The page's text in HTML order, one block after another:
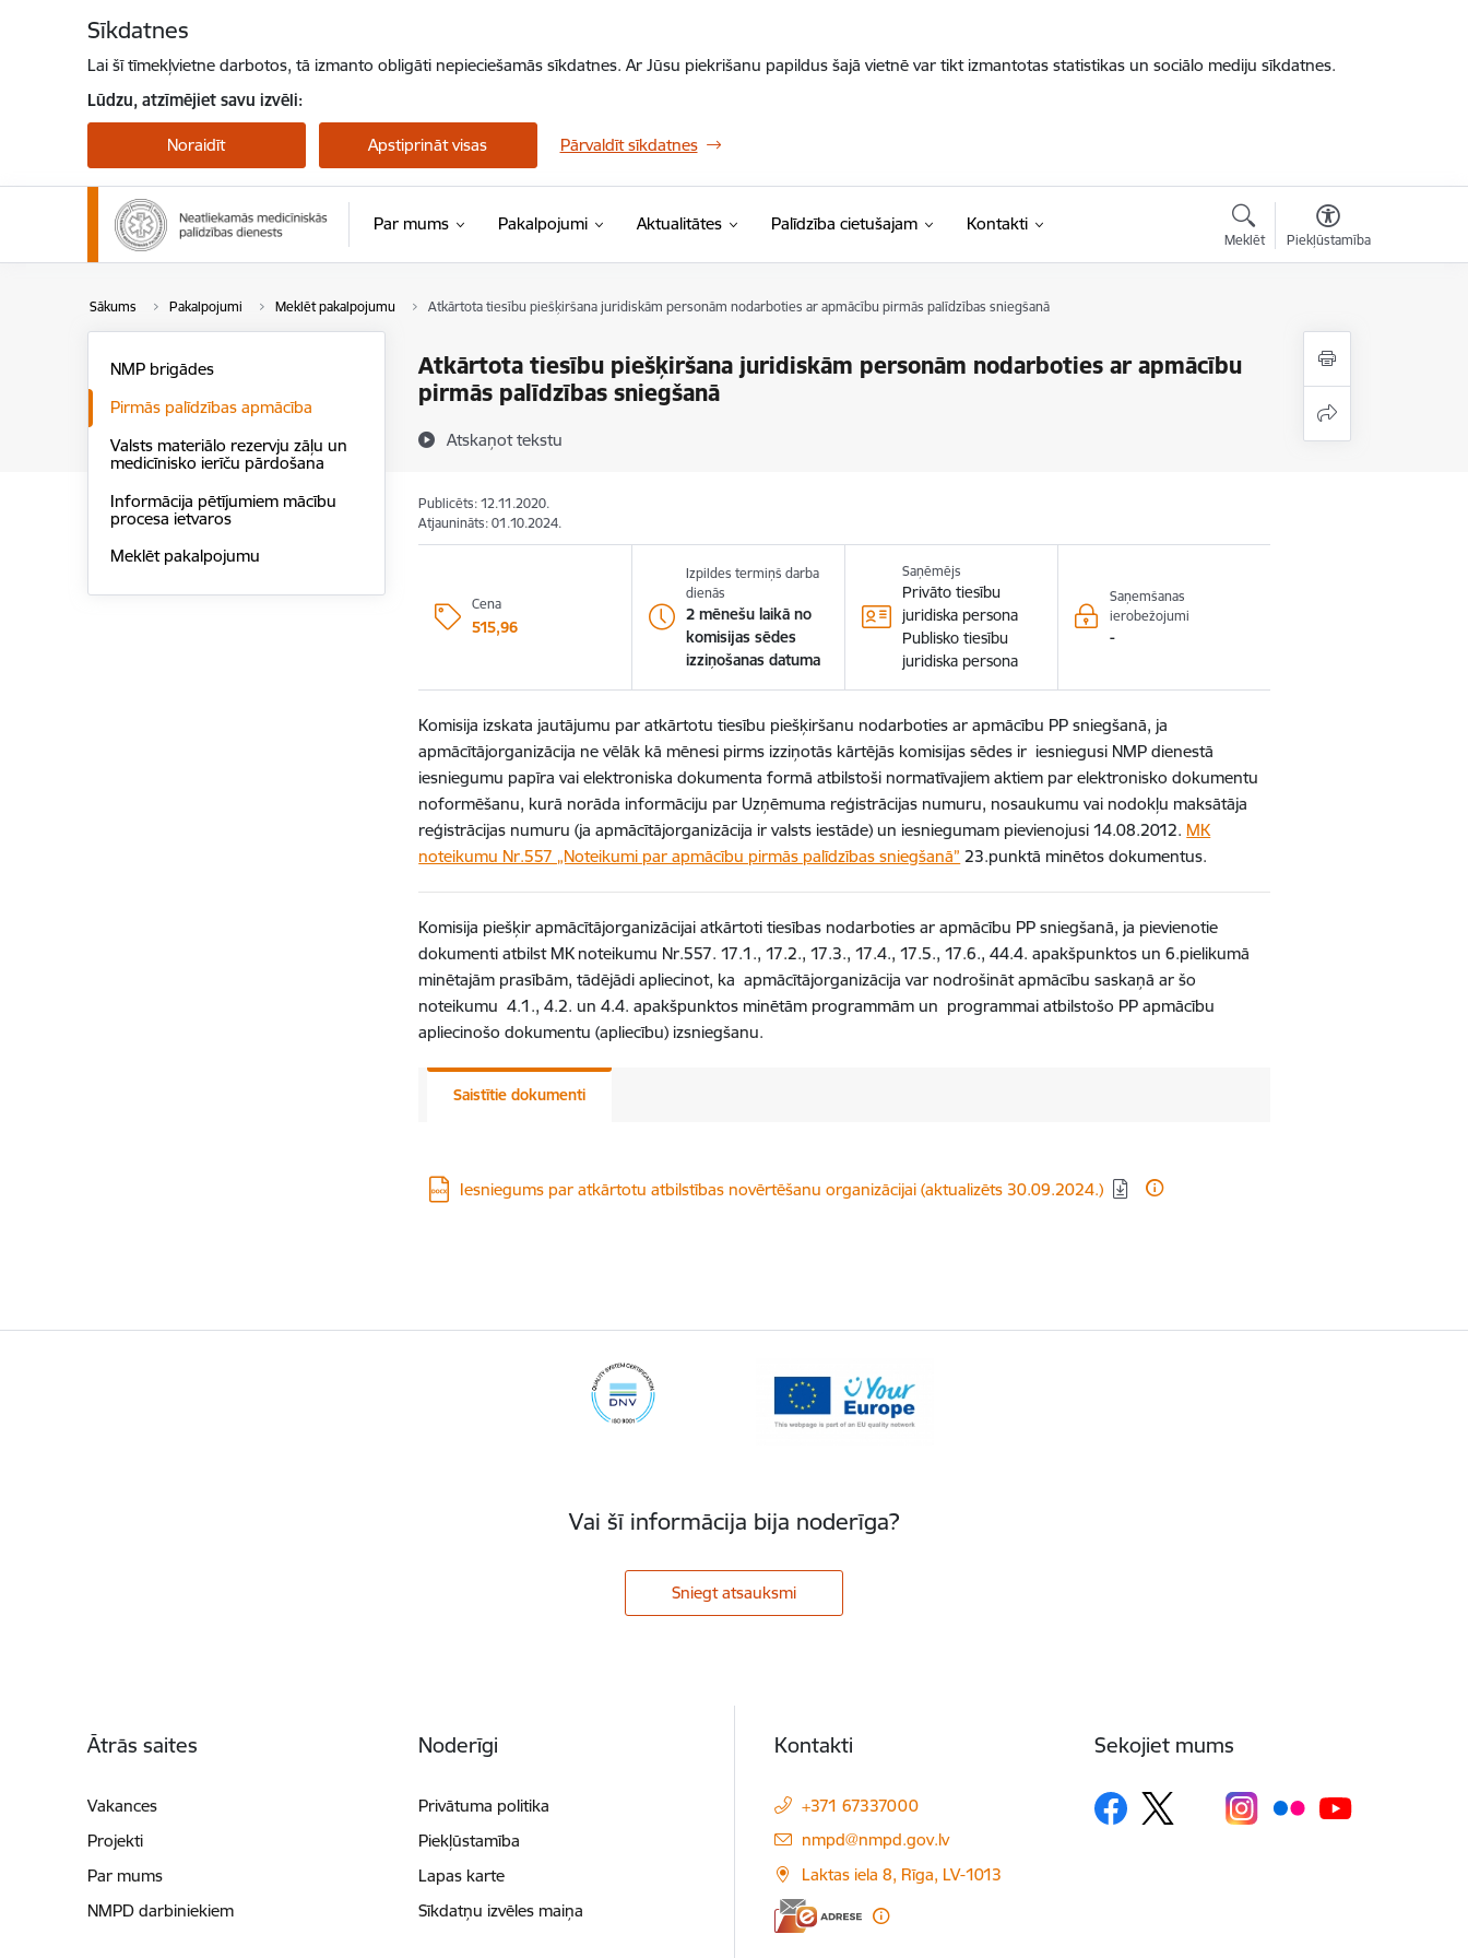
Sīkdatnes
Lai šī tīmekļvietne darbotos, tā izmanto obligāti nepieciešamās sīkdatnes. Ar Jūsu piekrišanu papildus šajā vietnē var tikt izmantotas statistikas un sociālo mediju sīkdatnes.
Lūdzu, atzīmējiet savu izvēli:
Noraidīt Apstiprināt visas Pārvaldīt sīkdatnes
Par mums Pakalpojumi Aktualitātes Palīdzība cietušajam Kontakti
Meklēt Piekļūstamība
Sākums Pakalpojumi Meklēt pakalpojumu Atkārtota tiesību piešķiršana juridiskām personām nodarboties ar apmācību pirmās palīdzības sniegšanā
Atkārtota tiesību piešķiršana juridiskām personām nodarboties ar apmācību
pirmās palīdzības sniegšanā
Atskaņot tekstu
NMP brigādes
Pirmās palīdzības apmācība
Valsts materiālo rezervju zāļu un
medicīnisko ierīču pārdošana
Informācija pētījumiem mācību
procesa ietvaros
Meklēt pakalpojumu
Publicēts: 12.11.2020.
Atjaunināts: 01.10.2024.
Cena
515,96
Izpildes termiņš darba
dienās
2 mēnešu laikā no
komisijas sēdes
izziņošanas datuma
Saņēmējs
Privāto tiesību
juridiska persona
Publisko tiesību
juridiska persona
Saņemšanas
ierobežojumi
-
Komisija izskata jautājumu par atkārtotu tiesību piešķiršanu nodarboties ar apmācību PP sniegšanā, ja
apmācītājorganizācija ne vēlāk kā mēnesi pirms izziņotās kārtējās komisijas sēdes ir iesniegusi NMP dienestā
iesniegumu papīra vai elektroniska dokumenta formā atbilstoši normatīvajiem aktiem par elektronisko dokumentu
noformēšanu, kurā norāda informāciju par Uzņēmuma reģistrācijas numuru, nosaukumu vai nodokļu maksātāja
reģistrācijas numuru (ja apmācītājorganizācija ir valsts iestāde) un iesniegumam pievienojusi 14.08.2012. MK
noteikumu Nr.557 „Noteikumi par apmācību pirmās palīdzības sniegšanā” 23.punktā minētos dokumentus.
Komisija piešķir apmācītājorganizācijai atkārtoti tiesības nodarboties ar apmācību PP sniegšanā, ja pievienotie
dokumenti atbilst MK noteikumu Nr.557. 17.1., 17.2., 17.3., 17.4., 17.5., 17.6., 44.4. apakšpunktos un 6.pielikumā
minētajām prasībām, tādējādi apliecinot, ka apmācītājorganizācija var nodrošināt apmācību saskaņā ar šo
noteikumu 4.1., 4.2. un 4.4. apakšpunktos minētām programmām un programmai atbilstošo PP apmācību
apliecinošo dokumentu (apliecību) izsniegšanu.
Saistītie dokumenti
Lejupielādēt:
Iesniegums par atkārtotu atbilstības novērtēšanu organizācijai (aktualizēts 30.09.2024.)
Vai šī informācija bija noderīga?
Sniegt atsauksmi
Ātrās saites
Vakances
Projekti
Par mums
NMPD darbiniekiem
Noderīgi
Privātuma politika
Piekļūstamība
Lapas karte
Sīkdatņu izvēles maiņa
Kontakti
+371 67337000
E-pasts:
nmpd@nmpd.gov.lv
Laktas iela 8, Rīga, LV-1013
Sekojiet mums